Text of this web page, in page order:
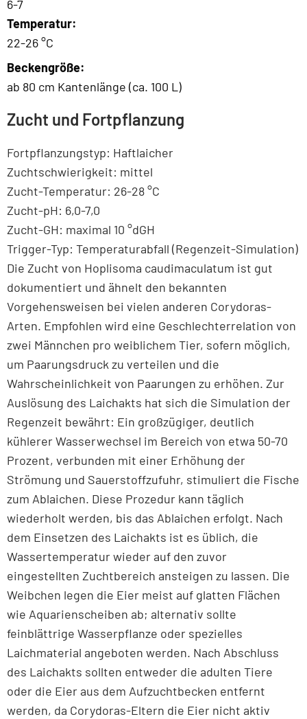
6-7
Temperatur:
22-26 °C
Beckengröße:
ab 80 cm Kantenlänge (ca. 100 L)
Zucht und Fortpflanzung
Fortpflanzungstyp: Haftlaicher
Zuchtschwierigkeit: mittel
Zucht-Temperatur: 26-28 °C
Zucht-pH: 6,0-7,0
Zucht-GH: maximal 10 °dGH
Trigger-Typ: Temperaturabfall (Regenzeit-Simulation)
Die Zucht von Hoplisoma caudimaculatum ist gut
dokumentiert und ähnelt den bekannten
Vorgehensweisen bei vielen anderen Corydoras-
Arten. Empfohlen wird eine Geschlechterrelation von
zwei Männchen pro weiblichem Tier, sofern möglich,
um Paarungsdruck zu verteilen und die
Wahrscheinlichkeit von Paarungen zu erhöhen. Zur
Auslösung des Laichakts hat sich die Simulation der
Regenzeit bewährt: Ein großzügiger, deutlich
kühlerer Wasserwechsel im Bereich von etwa 50-70
Prozent, verbunden mit einer Erhöhung der
Strömung und Sauerstoffzufuhr, stimuliert die Fische
zum Ablaichen. Diese Prozedur kann täglich
wiederholt werden, bis das Ablaichen erfolgt. Nach
dem Einsetzen des Laichakts ist es üblich, die
Wassertemperatur wieder auf den zuvor
eingestellten Zuchtbereich ansteigen zu lassen. Die
Weibchen legen die Eier meist auf glatten Flächen
wie Aquarienscheiben ab; alternativ sollte
feinblättrige Wasserpflanze oder spezielles
Laichmaterial angeboten werden. Nach Abschluss
des Laichakts sollten entweder die adulten Tiere
oder die Eier aus dem Aufzuchtbecken entfernt
werden, da Corydoras-Eltern die Eier nicht aktiv